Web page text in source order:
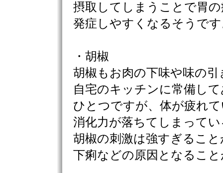
摂取してしまうことで胃
発症しやすくなるそうで
・胡椒
胡椒もお肉の下味や味の
自宅のキッチンに常備し
ひとつですが、体が疲れ
消化力が落ちてしまって
胡椒の刺激は強すぎるこ
下痢などの原因となるこ